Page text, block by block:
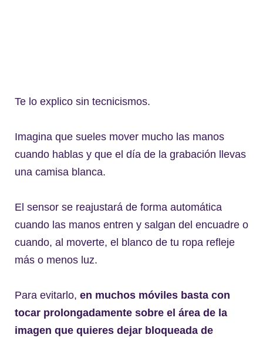
Te lo explico sin tecnicismos.
Imagina que sueles mover mucho las manos
cuando hablas y que el día de la grabación llevas
una camisa blanca.
El sensor se reajustará de forma automática
cuando las manos entren y salgan del encuadre o
cuando, al moverte, el blanco de tu ropa refleje
más o menos luz.
Para evitarlo, en muchos móviles basta con
tocar prolongadamente sobre el área de la
imagen que quieres dejar bloqueada de